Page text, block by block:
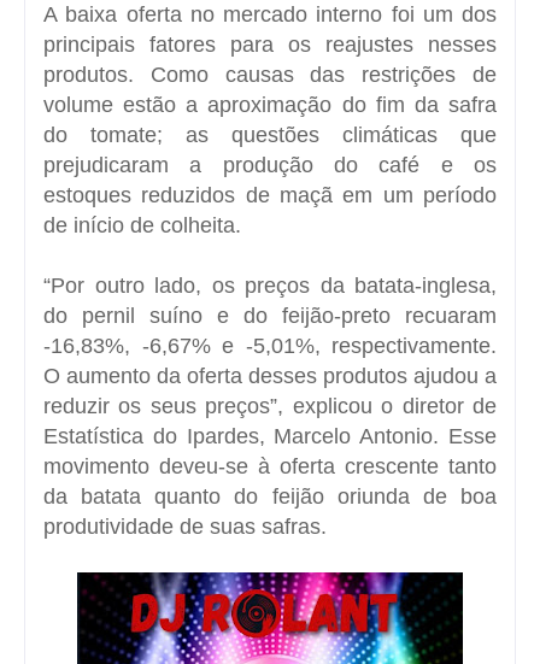
A baixa oferta no mercado interno foi um dos
principais fatores para os reajustes nesses
produtos. Como causas das restrições de
volume estão a aproximação do fim da safra
do tomate; as questões climáticas que
prejudicaram a produção do café e os
estoques reduzidos de maçã em um período
de início de colheita.
“Por outro lado, os preços da batata-inglesa,
do pernil suíno e do feijão-preto recuaram
-16,83%, -6,67% e -5,01%, respectivamente.
O aumento da oferta desses produtos ajudou a
reduzir os seus preços”, explicou o diretor de
Estatística do Ipardes, Marcelo Antonio. Esse
movimento deveu-se à oferta crescente tanto
da batata quanto do feijão oriunda de boa
produtividade de suas safras.